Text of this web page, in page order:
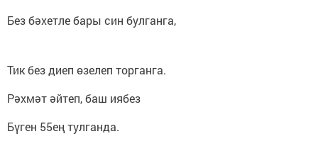
Без бәхетле бары син булганга,
Тик без диеп өзелеп торганга.
Рәхмәт әйтеп, баш иябез
Бүген 55ең тулганда.